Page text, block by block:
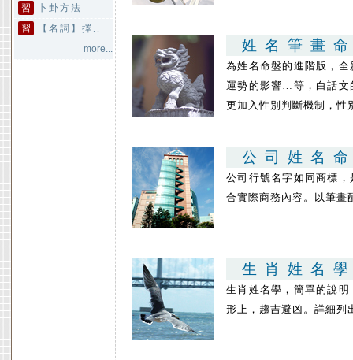
習
卜卦方法
習
【名詞】擇..
more...
姓名筆畫
為姓名命盤的進階版，
運勢的影響…等，白話文
更加入性別判斷機制，性
公司姓名
公司行號名字如同商標
合實際商務內容。以筆畫
生肖姓名
生肖姓名學，簡單的說
形上，趨吉避凶。詳細列